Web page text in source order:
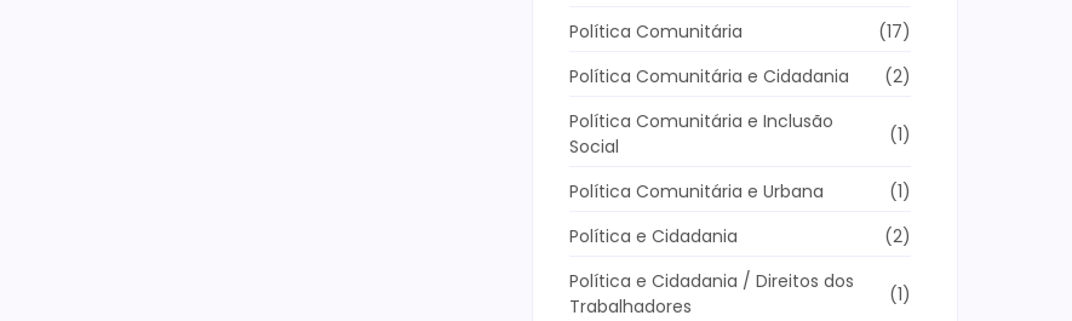
Política Comunitária
(17)
Política Comunitária e Cidadania
(2)
Política Comunitária e Inclusão
Social
(1)
Política Comunitária e Urbana
(1)
Política e Cidadania
(2)
Política e Cidadania / Direitos dos
Trabalhadores
(1)